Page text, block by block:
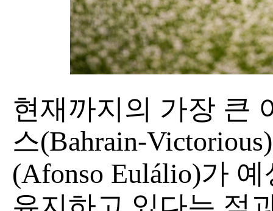
현재까지의 가장 큰
스(Bahrain-
(Afonso Eulálio)가